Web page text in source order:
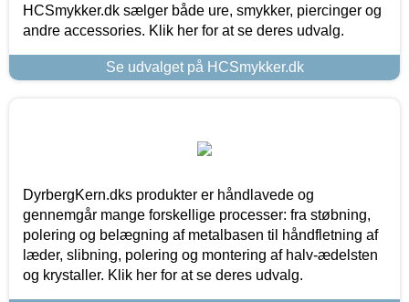
HCSmykker.dk sælger både ure, smykker, piercinger og
andre accessories. Klik her for at se deres udvalg.
Se udvalget på HCSmykker.dk
DyrbergKern.dks produkter er håndlavede og
gennemgår mange forskellige processer: fra støbning,
polering og belægning af metalbasen til håndfletning af
læder, slibning, polering og montering af halv-ædelsten
og krystaller. Klik her for at se deres udvalg.